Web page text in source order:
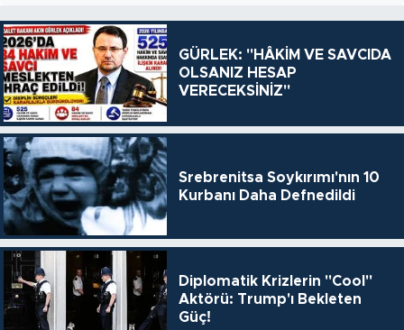
GÜRLEK: "HÂKİM VE SAVCIDA
OLSANIZ HESAP
VERECEKSİNİZ"
Srebrenitsa Soykırımı'nın 10
Kurbanı Daha Defnedildi
Diplomatik Krizlerin "Cool"
Aktörü: Trump'ı Bekleten
Güç!